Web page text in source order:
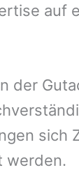
auf
der
sich
werden.